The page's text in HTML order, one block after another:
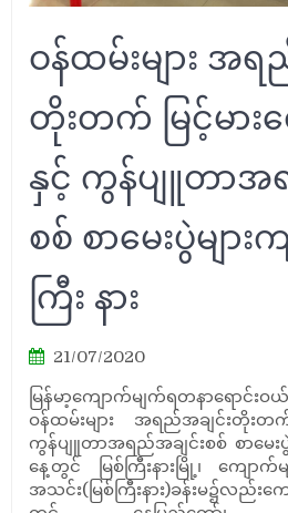
ဝန်ထမ်းများ အရ
တိုးတက် မြင့်မားရ
နှင့် ကွန်ပျူတာအ
စစ် စာမေးပွဲများ
ကြီး နား
21/07/2020
မြန်မာ့ကျောက်မျက်ရတနာရောင်း
ဝန်ထမ်းများ အရည်အချင်းတိုးတက်
ကွန်ပျူတာအရည်အချင်းစစ် စာမေး
နေ့တွင် မြစ်ကြီးနားမြို့၊ ကျောက်
အသင်း(မြစ်ကြီးနား)ခန်းမ၌လည်းက